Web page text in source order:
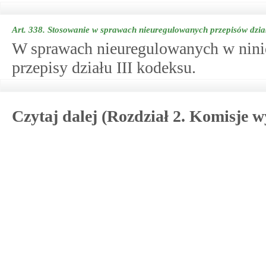
Art. 338. Stosowanie w sprawach nieuregulowanych przepisów
W sprawach nieuregulowanych w
przepisy działu III kodeksu.
Czytaj dalej (Rozdział 2. Komisje